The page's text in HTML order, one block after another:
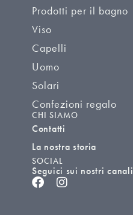
Prodotti per il bagno
Viso
Capelli
Uomo
Solari
Confezioni regalo
CHI SIAMO
Contatti
La nostra storia
SOCIAL
Seguici sui nostri canali